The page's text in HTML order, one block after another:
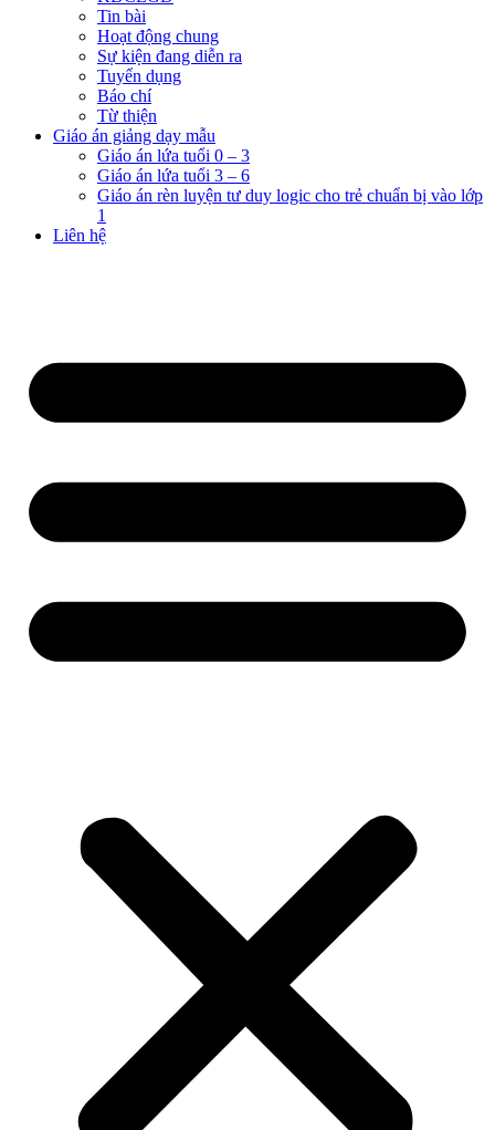
Tin bài
Hoạt động chung
Sự kiện đang diễn ra
Tuyển dụng
Báo chí
Từ thiện
Giáo án giảng dạy mẫu
Giáo án lứa tuổi 0 – 3
Giáo án lứa tuổi 3 – 6
Giáo án rèn luyện tư duy logic cho trẻ chuẩn bị vào lớp
1
Liên hệ